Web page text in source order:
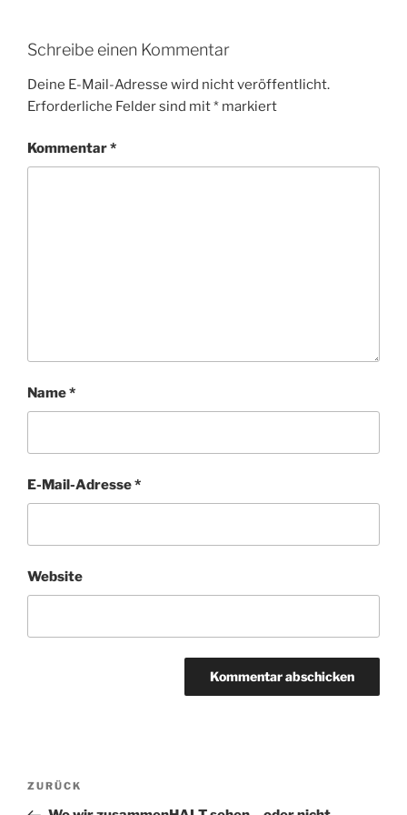
Schreibe einen Kommentar
Deine E-Mail-Adresse wird nicht veröffentlicht.
Erforderliche Felder sind mit* markiert
Kommentar*
Name*
E-Mail-Adresse*
Website
Beitragsnavigation
Vorheriger
Beitrag
ZURÜCK